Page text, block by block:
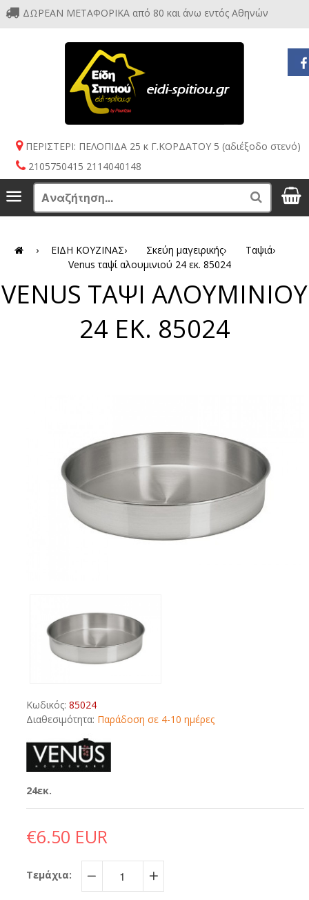
ΔΩΡΕΑΝ ΜΕΤΑΦΟΡΙΚΑ από 80 και άνω εντός Αθηνών
ΠΕΡΙΣΤΕΡΙ: ΠΕΛΟΠΙΔΑ 25 κ Γ.ΚΟΡΔΑΤΟΥ 5 (αδιέξοδο στενό)
2105750415 2114040148
Menu Search
› ΕΙΔΗ ΚΟΥΖΙΝΑΣ› Σκεύη μαγειρικής› Ταψιά›
Venus ταψί αλουμινιού 24 εκ. 85024
VENUS ΤΑΨΙ ΑΛΟΥΜΙΝΙΟΥ
24 ΕΚ. 85024
Κωδικός: 85024
Διαθεσιμότητα: Παράδοση σε 4-10 ημέρες
24εκ.
€6.50 EUR
Τεμάχια:
− +